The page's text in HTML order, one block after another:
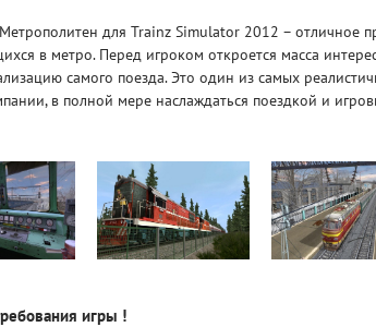
для Trainz Simulator 2012 – отличное
в метро. Перед игроком откроется масса
самого поезда. Это один из самых
в полной мере наслаждаться поездкой и
игры !